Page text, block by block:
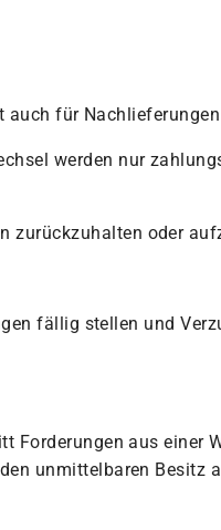
für
werden nur
zurückzuhalten oder
fällig stellen und
aus einer
unmittelbaren Besitz